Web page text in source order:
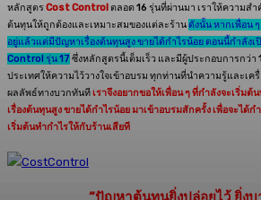
หลักสูตรCost Controlตลอด 16 รุ่นที่ผ่านมา เราให้ความส
ต้นทุนให้ถูกต้องและเหมาะสมของแต่ละร้านดังนั้นหากเพื่อน
อยู่แล้วแต่มีปัญหาเรื่องต้นทุนสูง ขายได้กำไรน้อย ตอนนี้กำลัง
Control รุ่น 17 ซึ่งหลักสูตรนี้เต็มเร็ว และมีผู้ประกอบการกว่า
ประเทศให้ความไว้วางใจเข้าอบรม ทุกท่านที่นำความรู้และเครื่
ผลลัพธ์ทางบวกทันที เราจึงอยากขอให้เพื่อน ๆ ที่กำลังจะเริ่ม
เรื่องต้นทุนสูง ขายได้กำไรน้อย มาเข้าอบรมสักครั้ง เพื่อจะไ
เริ่มต้นทำกำไรให้กับร้านเสียที